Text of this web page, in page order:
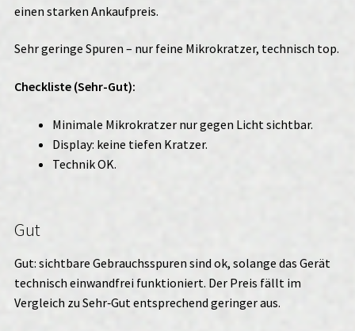
einen starken Ankaufpreis.
Sehr geringe Spuren – nur feine Mikrokratzer, technisch top.
Checkliste (Sehr-Gut):
Minimale Mikrokratzer nur gegen Licht sichtbar.
Display: keine tiefen Kratzer.
Technik OK.
Gut
Gut: sichtbare Gebrauchsspuren sind ok, solange das Gerät
technisch einwandfrei funktioniert. Der Preis fällt im
Vergleich zu Sehr‑Gut entsprechend geringer aus.